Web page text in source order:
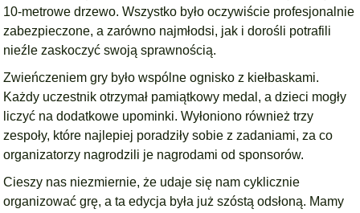
10-metrowe drzewo. Wszystko było oczywiście profesjonalnie
zabezpieczone, a zarówno najmłodsi, jak i dorośli potrafili
nieźle zaskoczyć swoją sprawnością.
Zwieńczeniem gry było wspólne ognisko z kiełbaskami.
Każdy uczestnik otrzymał pamiątkowy medal, a dzieci mogły
liczyć na dodatkowe upominki. Wyłoniono również trzy
zespoły, które najlepiej poradziły sobie z zadaniami, za co
organizatorzy nagrodzili je nagrodami od sponsorów.
Cieszy nas niezmiernie, że udaje się nam cyklicznie
organizować grę, a ta edycja była już szóstą odsłoną. Mamy